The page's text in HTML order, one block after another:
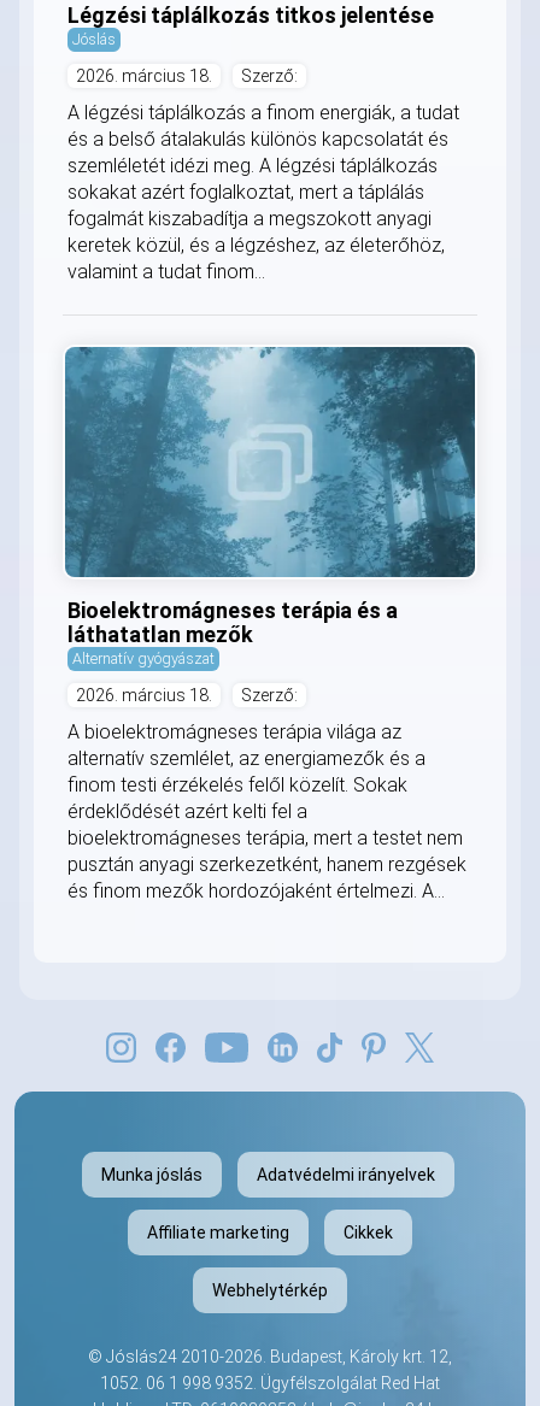
Légzési táplálkozás titkos jelentése
Jóslás
2026. március 18. Szerző:
A légzési táplálkozás a finom energiák, a tudat
és a belső átalakulás különös kapcsolatát és
szemléletét idézi meg. A légzési táplálkozás
sokakat azért foglalkoztat, mert a táplálás
fogalmát kiszabadítja a megszokott anyagi
keretek közül, és a légzéshez, az életerőhöz,
valamint a tudat finom...
Bioelektromágneses terápia és a
láthatatlan mezők
Alternatív gyógyászat
2026. március 18. Szerző:
A bioelektromágneses terápia világa az
alternatív szemlélet, az energiamezők és a
finom testi érzékelés felől közelít. Sokak
érdeklődését azért kelti fel a
bioelektromágneses terápia, mert a testet nem
pusztán anyagi szerkezetként, hanem rezgések
és finom mezők hordozójaként értelmezi. A...
Munka jóslás Adatvédelmi irányelvek
Affiliate marketing Cikkek
Webhelytérkép
© Jóslás24 2010-2026. Budapest, Károly krt. 12,
1052. 06 1 998 9352 . Ügyfélszolgálat Red Hat